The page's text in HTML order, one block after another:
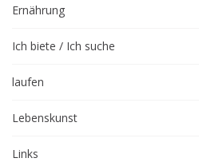
Ernährung
Ich biete / Ich suche
laufen
Lebenskunst
Links